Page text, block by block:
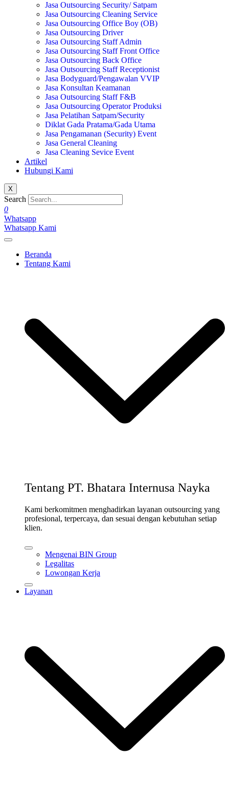
Jasa Outsourcing Security/ Satpam
Jasa Outsourcing Cleaning Service
Jasa Outsourcing Office Boy (OB)
Jasa Outsourcing Driver
Jasa Outsourcing Staff Admin
Jasa Outsourcing Staff Front Office
Jasa Outsourcing Back Office
Jasa Outsourcing Staff Receptionist
Jasa Bodyguard/Pengawalan VVIP
Jasa Konsultan Keamanan
Jasa Outsourcing Staff F&B
Jasa Outsourcing Operator Produksi
Jasa Pelatihan Satpam/Security
Diklat Gada Pratama/Gada Utama
Jasa Pengamanan (Security) Event
Jasa General Cleaning
Jasa Cleaning Sevice Event
Artikel
Hubungi Kami
X
Search
0
Whatsapp
Whatsapp Kami
Beranda
Tentang Kami
Tentang PT. Bhatara Internusa Nayka
Kami berkomitmen menghadirkan layanan outsourcing yang
profesional, terpercaya, dan sesuai dengan kebutuhan setiap
klien.
Mengenai BIN Group
Legalitas
Lowongan Kerja
Layanan